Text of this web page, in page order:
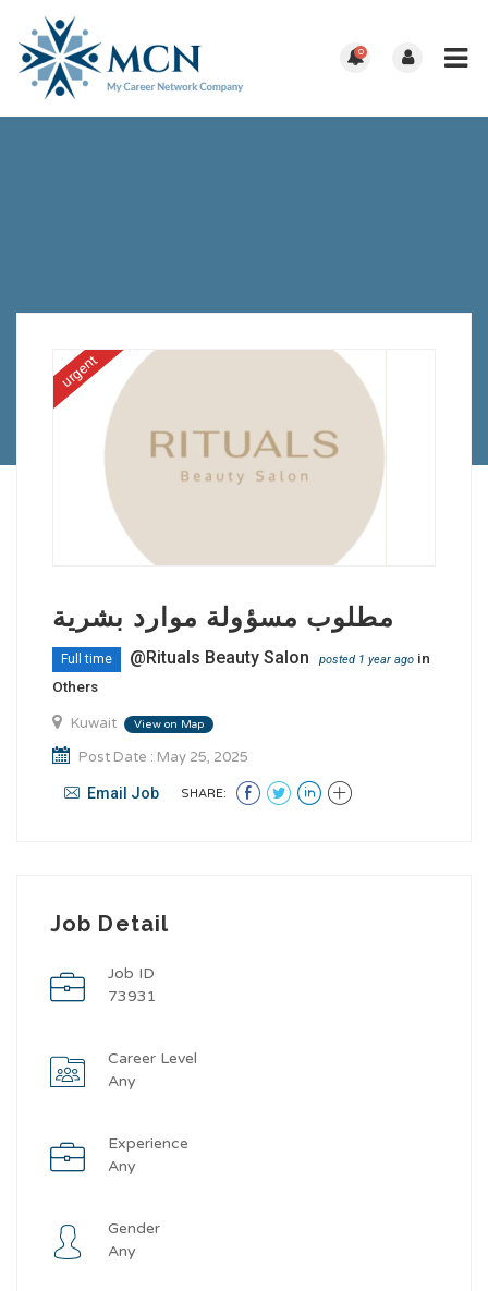
0
urgent
مطلوب مسؤولة موارد بشرية
Full time @Rituals Beauty Salon posted 1 year ago in
Others
Kuwait View on Map
Post Date : May 25, 2025
Email Job SHARE:
Job Detail
Job ID
73931
Career Level
Any
Experience
Any
Gender
Any